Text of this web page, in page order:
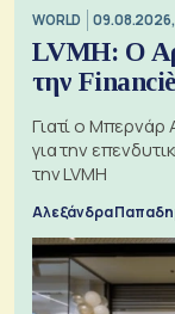
WORLD
LVMH: Ο
την
Γιατί ο
για την
την LVMH
Αλεξάνδρα